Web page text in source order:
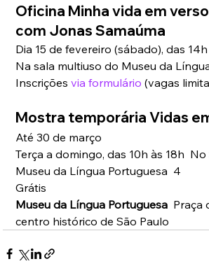
Oficina Minha vida em
com Jonas Samaúma
Dia 15 de fevereiro (sábado), das
Na sala multiuso do Museu da
Inscrições via formulário (vagas
Mostra temporária Vidas
Até 30 de março
Terça a domingo, das 10h às 18h
Museu da Língua Portuguesa  4
Grátis
Museu da Língua Portuguesa Praça
centro histórico de São Paulo